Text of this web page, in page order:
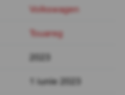
Volkswagen
Touareg
2023
1 iunie 2023